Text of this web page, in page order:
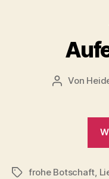
Von
Schlagwörter
frohe Botschaft